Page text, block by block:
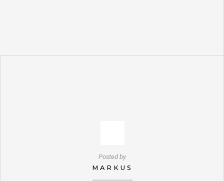
Posted by
MARKUS